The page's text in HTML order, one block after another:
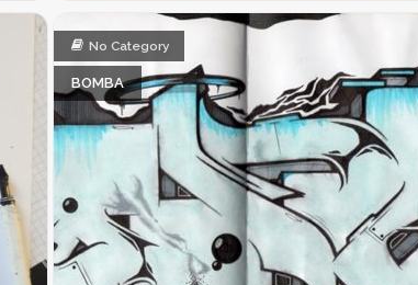
BOMBA
No Category